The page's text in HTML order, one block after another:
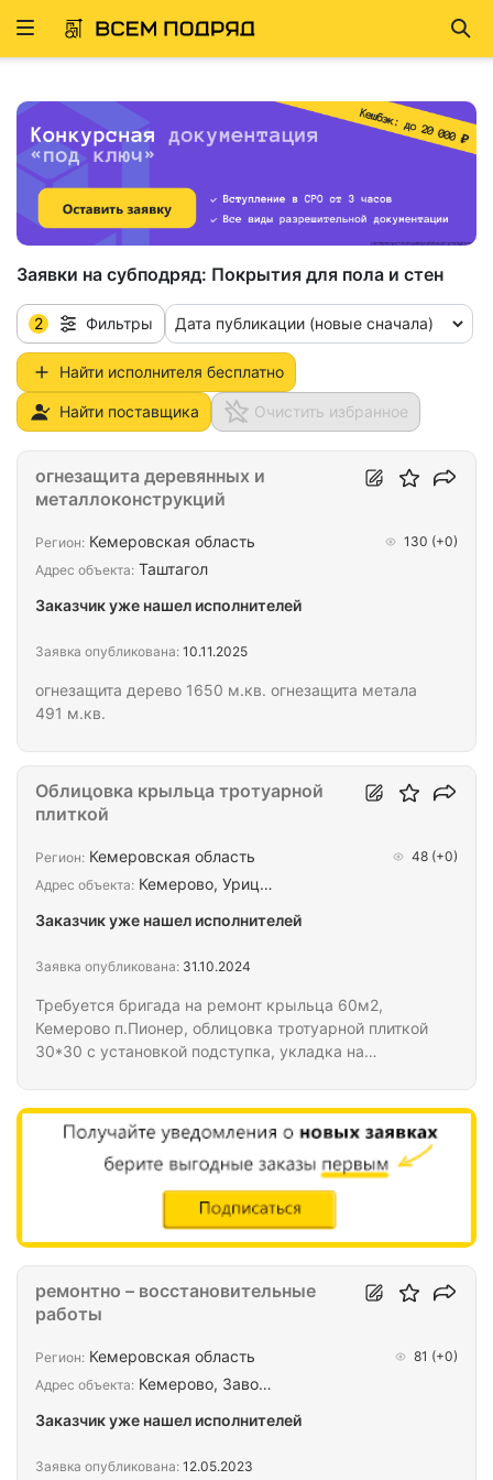
Развернуть
Заявки на субподряд: Покрытия для пола и стен
2 Фильтры Дата публикации (новые сначала)
Найти исполнителя бесплатно
Найти поставщика Очистить избранное
огнезащита дерево 1650 м.кв. огнезащита метала
491 м.кв.
огнезащита деревянных и
металлоконструкций
Регион: Кемеровская область 130 (+0)
Адрес объекта: Таштагол
Заказчик уже нашел исполнителей
Заявка опубликована: 10.11.2025
Требуется бригада на ремонт крыльца 60м2,
Кемерово п.Пионер, облицовка тротуарной плиткой
30*30 с установкой подступка, укладка на
формата.
Облицовка крыльца тротуарной
плиткой
Регион: Кемеровская область 48 (+0)
Адрес объекта: Кемерово, Уриц…
Заказчик уже нашел исполнителей
Заявка опубликована: 31.10.2024
ремонтно – восстановительные
работы
Регион: Кемеровская область 81 (+0)
Адрес объекта: Кемерово, Заво…
Заказчик уже нашел исполнителей
Заявка опубликована: 12.05.2023